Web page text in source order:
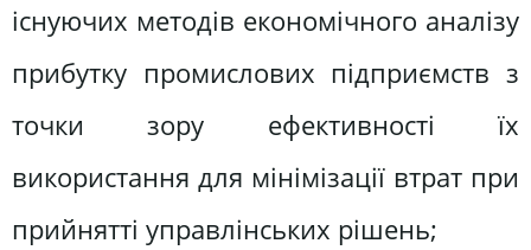
існуючих методів економічного аналізу
прибутку промислових підприємств з
точки зору ефективності їх
використання для мінімізації втрат при
прийнятті управлінських рішень;